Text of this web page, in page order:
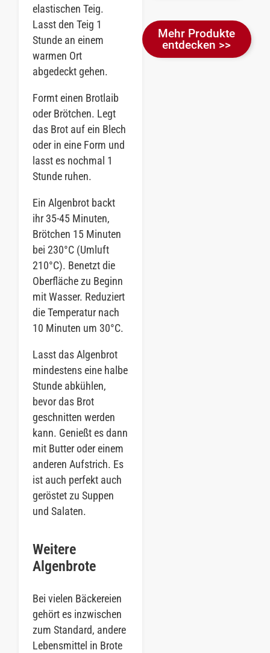
elastischen Teig.
Lasst den Teig 1
Stunde an einem
warmen Ort
abgedeckt gehen.
Formt einen Brotlaib
oder Brötchen. Legt
das Brot auf ein Blech
oder in eine Form und
lasst es nochmal 1
Stunde ruhen.
Ein Algenbrot backt
ihr 35-45 Minuten,
Brötchen 15 Minuten
bei 230°C (Umluft
210°C). Benetzt die
Oberfläche zu Beginn
mit Wasser. Reduziert
die Temperatur nach
10 Minuten um 30°C.
Lasst das Algenbrot
mindestens eine halbe
Stunde abkühlen,
bevor das Brot
geschnitten werden
kann. Genießt es dann
mit Butter oder einem
anderen Aufstrich. Es
ist auch perfekt auch
geröstet zu Suppen
und Salaten.
Weitere
Algenbrote
Bei vielen Bäckereien
gehört es inzwischen
zum Standard, andere
Lebensmittel in Brote
Mehr Produkte
entdecken >>